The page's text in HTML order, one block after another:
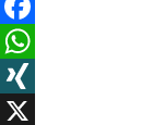
Facebook
WhatsApp
XING